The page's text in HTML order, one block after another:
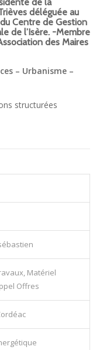
déléguée au
Centre de Gestion
de l’Isère. -Membre
des Maires
– Urbanisme –
structurées
Matériel
Offres